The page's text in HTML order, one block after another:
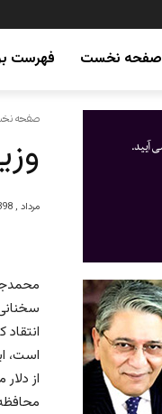
صفحه نخست فهرست
صفحه
30 مرداد , 1398
است،
از